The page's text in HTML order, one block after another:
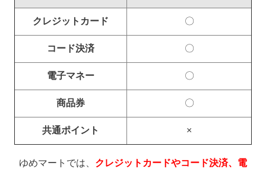
クレジットカード 〇
コード決済 〇
電子マネー 〇
商品券 〇
共通ポイント ×
ゆめマートでは、 クレジットカードやコード決済、電